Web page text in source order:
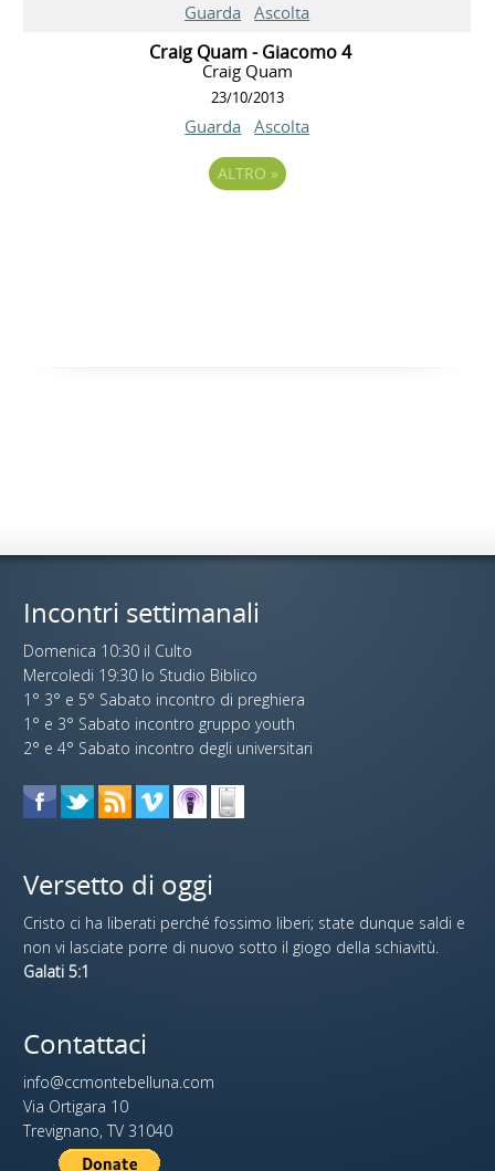
Guarda Ascolta
Craig Quam - Giacomo 4
Craig Quam
23/10/2013
Guarda Ascolta
ALTRO »
Incontri settimanali
Domenica 10:30 il Culto
Mercoledi 19:30 lo Studio Biblico
1° 3° e 5° Sabato incontro di preghiera
1° e 3° Sabato incontro gruppo youth
2° e 4° Sabato incontro degli universitari
Versetto di oggi
Cristo ci ha liberati perché fossimo liberi; state dunque saldi e
non vi lasciate porre di nuovo sotto il giogo della schiavitù.
Galati 5:1
Contattaci
info@ccmontebelluna.com
Via Ortigara 10
Trevignano, TV 31040